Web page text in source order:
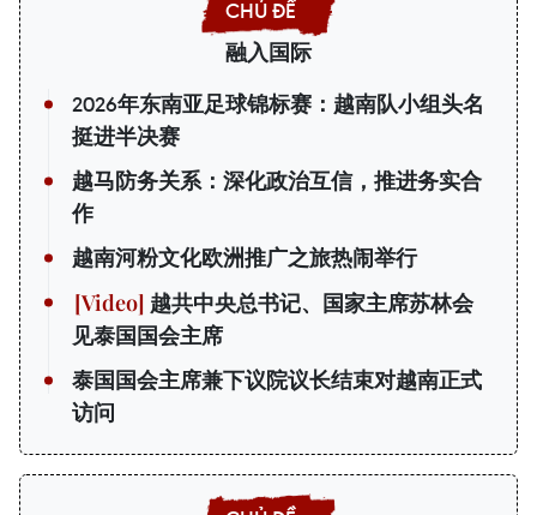
融入国际
2026年东南亚足球锦标赛：越南队小组头名
挺进半决赛
越马防务关系：深化政治互信，推进务实合
作
越南河粉文化欧洲推广之旅热闹举行
越共中央总书记、国家主席苏林会
见泰国国会主席
泰国国会主席兼下议院议长结束对越南正式
访问